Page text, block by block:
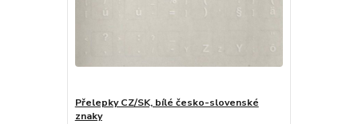
Přelepky CZ/SK, bílé česko-slovenské
znaky